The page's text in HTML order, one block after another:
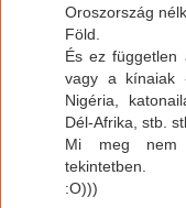
Oroszország
Föld.
És ez független
vagy a kínaiak
Nigéria,
Dél-Afrika, stb.
Mi meg nem
tekintetben.
:O)))